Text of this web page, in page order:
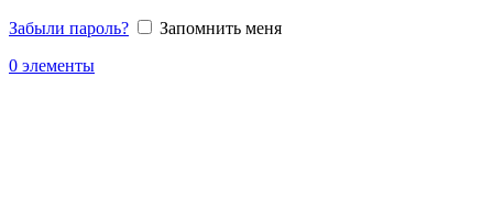
Забыли пароль?
Запомнить меня
0 элементы